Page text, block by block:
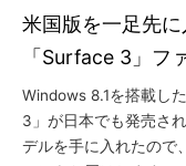
米国版を一足先
「Surface 3」フ
Windows 8.1を搭載し
3」が日本でも発売さ
デルを手に入れたので